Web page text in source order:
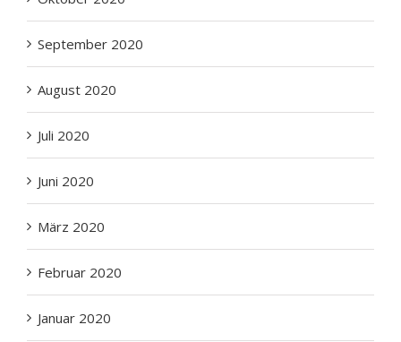
September 2020
August 2020
Juli 2020
Juni 2020
März 2020
Februar 2020
Januar 2020